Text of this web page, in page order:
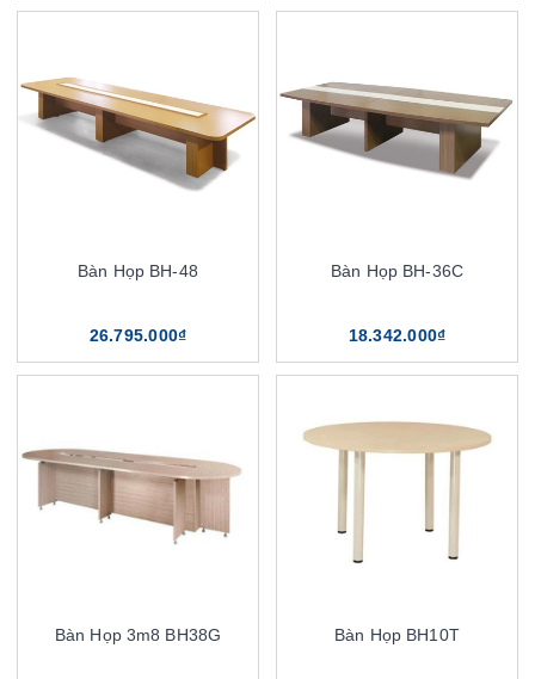
Bàn Họp BH-48
26.795.000₫
Bàn Họp BH-36C
18.342.000₫
Bàn Họp 3m8 BH38G Bàn Họp BH10T